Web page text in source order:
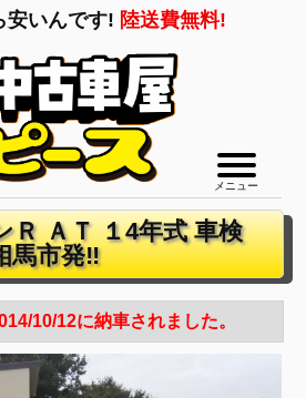
安いんです! 陸送費無料!
メニュー
Ｒ ＡＴ １4年式 車検
馬市発‼
10/12に納車されました。